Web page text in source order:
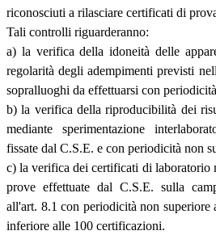
riconosciuti a rilasciare certificati di
Tali controlli riguarderanno:
a) la verifica della idoneità delle
regolarità degli adempimenti previsti
sopralluoghi da effettuarsi con
b) la verifica della riproducibilità dei
mediante sperimentazione
fissate dal C.S.E. e con periodicità non
c) la verifica dei certificati di laboratorio
prove effettuate dal C.S.E. sulla
all'art. 8.1 con periodicità non superiore
inferiore alle 100 certificazioni.